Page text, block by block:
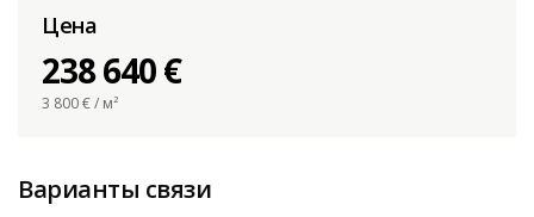
Цена
238 640 €
3 800€ / м²
Варианты связи